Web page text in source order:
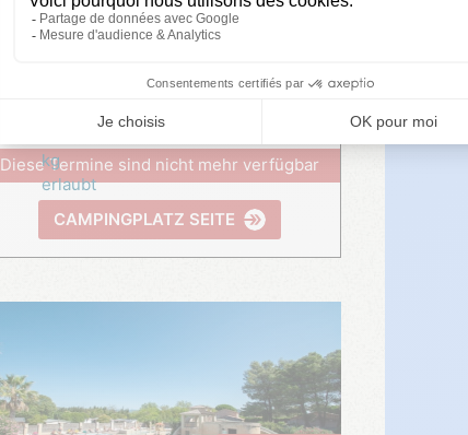
Diese Termine sind nicht mehr verfügbar
CAMPINGPLATZ SEITE